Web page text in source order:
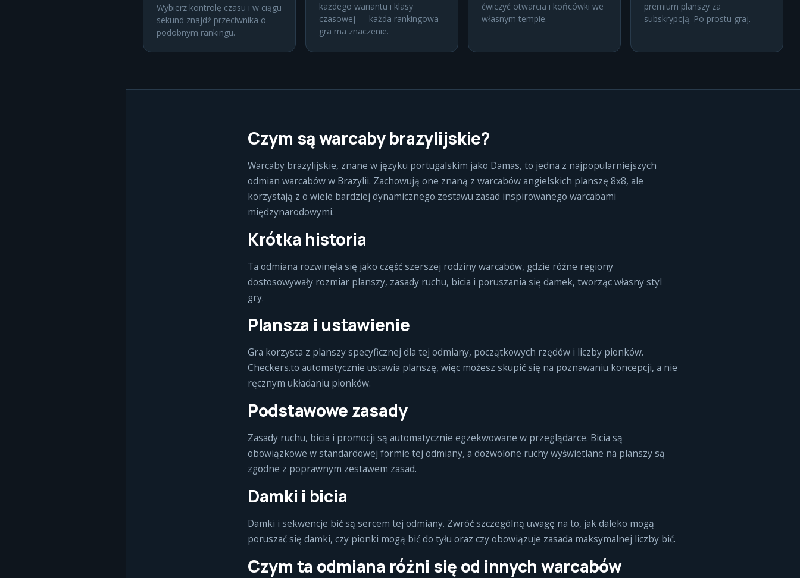
Wybierz kontrolę czasu i w ciągu
sekund znajdź przeciwnika o
podobnym rankingu.
każdego wariantu i klasy
czasowej — każda rankingowa
gra ma znaczenie.
ćwiczyć otwarcia i końcówki we
własnym tempie.
premium planszy za
subskrypcją. Po prostu graj.
Czym są warcaby brazylijskie?
Warcaby brazylijskie, znane w języku portugalskim jako Damas, to jedna z najpopularniejszych
odmian warcabów w Brazylii. Zachowują one znaną z warcabów angielskich planszę 8x8, ale
korzystają z o wiele bardziej dynamicznego zestawu zasad inspirowanego warcabami
międzynarodowymi.
Krótka historia
Ta odmiana rozwinęła się jako część szerszej rodziny warcabów, gdzie różne regiony
dostosowywały rozmiar planszy, zasady ruchu, bicia i poruszania się damek, tworząc własny styl
gry.
Plansza i ustawienie
Gra korzysta z planszy specyficznej dla tej odmiany, początkowych rzędów i liczby pionków.
Checkers.to automatycznie ustawia planszę, więc możesz skupić się na poznawaniu koncepcji, a nie
ręcznym układaniu pionków.
Podstawowe zasady
Zasady ruchu, bicia i promocji są automatycznie egzekwowane w przeglądarce. Bicia są
obowiązkowe w standardowej formie tej odmiany, a dozwolone ruchy wyświetlane na planszy są
zgodne z poprawnym zestawem zasad.
Damki i bicia
Damki i sekwencje bić są sercem tej odmiany. Zwróć szczególną uwagę na to, jak daleko mogą
poruszać się damki, czy pionki mogą bić do tyłu oraz czy obowiązuje zasada maksymalnej liczby bić.
Czym ta odmiana różni się od innych warcabów